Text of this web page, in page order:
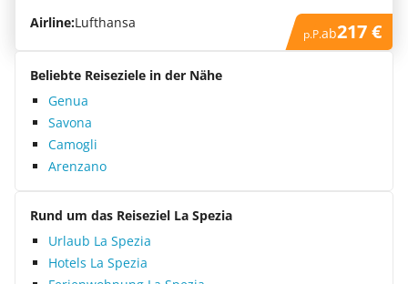
Airline:Lufthansa
p.P.ab217 €
Beliebte Reiseziele in der Nähe
Genua
Savona
Camogli
Arenzano
Rund um das Reiseziel La Spezia
Urlaub La Spezia
Hotels La Spezia